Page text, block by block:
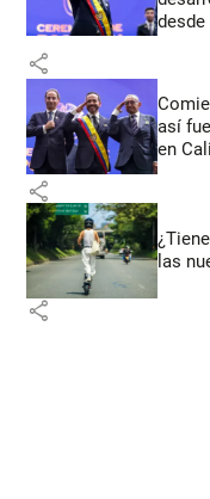
desde
share
así
en Cali
share
las
share